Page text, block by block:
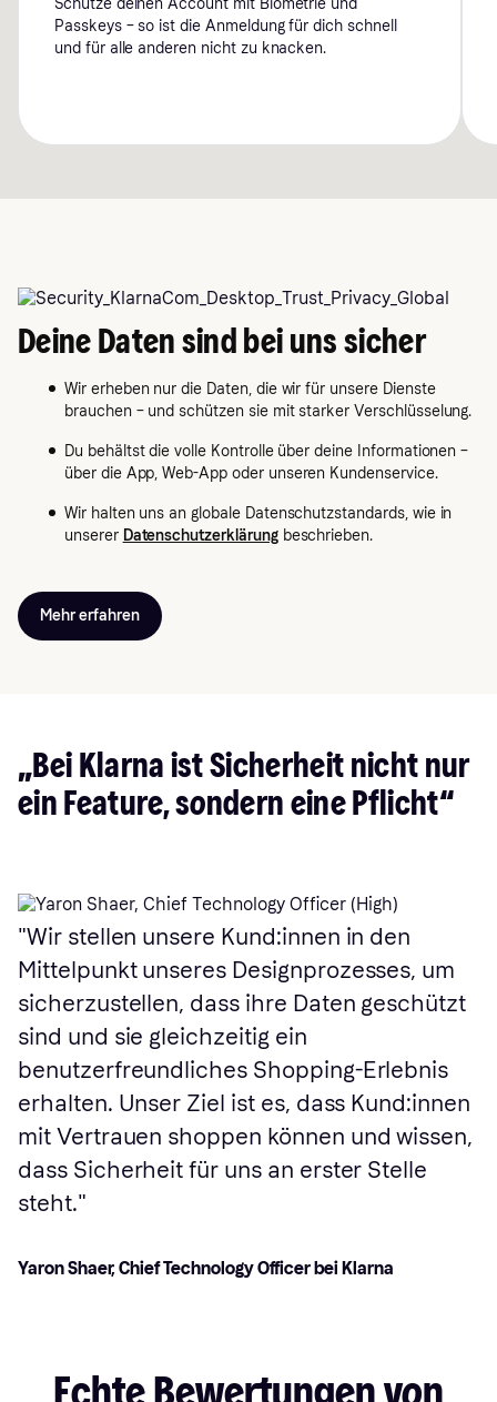
Passkeys – so ist die Anmeldung für dich schnell
und für alle anderen nicht zu knacken.
Deine Daten sind bei uns sicher
Wir erheben nur die Daten, die wir für unsere Dienste
brauchen – und schützen sie mit starker Verschlüsselung.
Du behältst die volle Kontrolle über deine Informationen –
über die App, Web-App oder unseren Kundenservice.
Wir halten uns an globale Datenschutzstandards, wie in
unserer Datenschutzerklärungbeschrieben.
Mehr erfahren
„Bei Klarna ist Sicherheit nicht nur
ein Feature, sondern eine Pflicht“
Wir stellen unsere Kund:innen in den
Mittelpunkt unseres Designprozesses, um
sicherzustellen, dass ihre Daten geschützt
sind und sie gleichzeitig ein
benutzerfreundliches Shopping-Erlebnis
erhalten. Unser Ziel ist es, dass Kund:innen
mit Vertrauen shoppen können und wissen,
dass Sicherheit für uns an erster Stelle
steht.
Yaron Shaer, Chief Technology Officer bei Klarna